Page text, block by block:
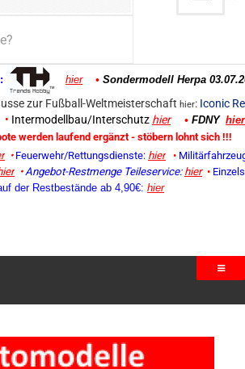
: hier • Sondermodell Herpa
zur Fußball-Weltmeisterschaft hier: Iconic
• Intermodellbau/Interschutz hier • FDNY hier
werden laufend ergänzt - stöbern lohnt sich !!!
• Feuerwehr/Rettungsdienste: hier •
• Angebot-Restmenge Teileservice: hier •
der Restbestände ab 4,90€: hier